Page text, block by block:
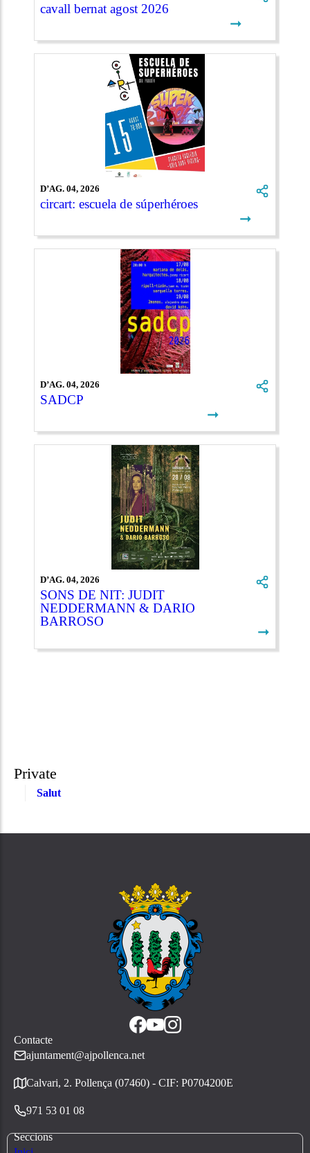
Private
Salut
cavall bernat agost 2026
➞
D’AG. 04, 2026
circart: escuela de súperhéroes
➞
D’AG. 04, 2026
SADCP
➞
D’AG. 04, 2026
SONS DE NIT: JUDIT
NEDDERMANN & DARIO
BARROSO
➞
Contacte
ajuntament@ajpollenca.net
Calvari, 2. Pollença (07460) - CIF: P0704200E
971 53 01 08
Seccions